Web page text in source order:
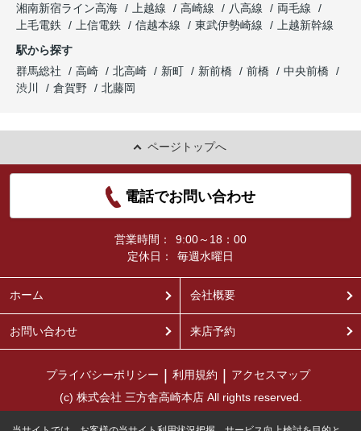
湘南新宿ライン高海
上越線 高崎線 八高線
両毛線
上毛電鉄
上信電鉄 信越本線 東武伊勢崎線
上越新幹線
駅から探す
群馬総社
高崎 北高崎 新町 新前橋 前橋
中央前橋
渋川
倉賀野 北藤岡
ページトップへ
電話でお問い合わせ
営業時間：
9:00～18：00
定休日：
毎週水曜日
ホーム 会社概要
お問い合わせ 来店予約
プライバシーポリシー 利用規約
アクセスマップ
(c) 株式会社 三方舎高崎本店 All rights reserved.